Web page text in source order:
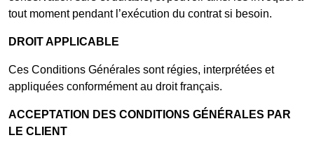
tout moment pendant l’exécution du contrat si besoin.
DROIT APPLICABLE
Ces Conditions Générales sont régies, interprétées et
appliquées conformément au droit français.
ACCEPTATION DES CONDITIONS GÉNÉRALES PAR
LE CLIENT